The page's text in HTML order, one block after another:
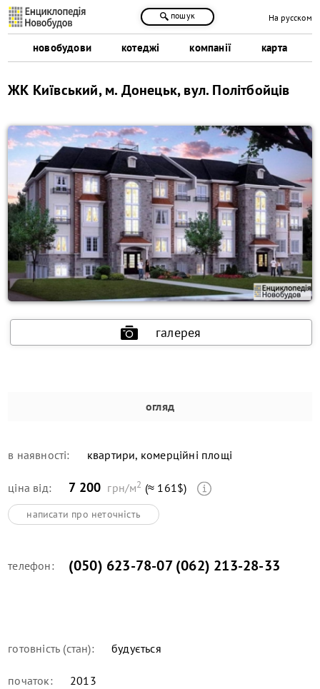
новобудови котеджі компанії карта
пошук На русском
ЖК Київський, м. Донецьк, вул. Політбойців
галерея
огляд
в наявності: квартири, комерційні площі
ціна від: 7 200 грн/м2 (≈ 161$)
написати про неточність
телефон: (050) 623-78-07 (062) 213-28-33
готовність (стан): будується
початок: 2013